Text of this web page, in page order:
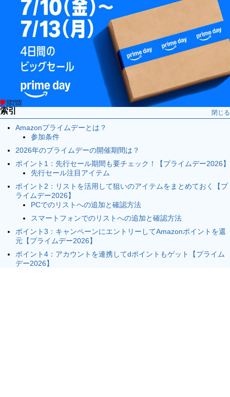
索引 閉じる
Amazonプライムデーとは？
参加条件
2026年のプライムデーの開催期間は？
ポイント1：先行セール期間も要チェック！【プライムデー2026】
先行セール注目アイテム
ポイント2：リストを活用して狙いのアイテムをまとめておく【プ
ライムデー2026】
PCでのリストへの追加と確認方法
スマートフォンでのリストへの追加と確認方法
ポイント3：キャンペーンにエントリーしてAmazonポイントを還
元【プライムデー2026】
ポイント4：アカウントを連携してdポイントもゲット【プライム
デー2026】